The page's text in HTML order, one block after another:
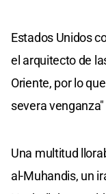
Estados Unidos
el arquitecto de
Oriente, por lo
severa
Una multitud
al-Muhandis, un